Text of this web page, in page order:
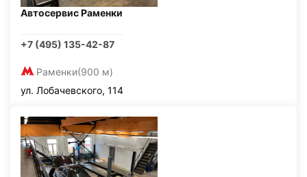
Автосервис Раменки
+7 (495) 135-42-87
Раменки(900 м)
ул. Лобачевского, 114